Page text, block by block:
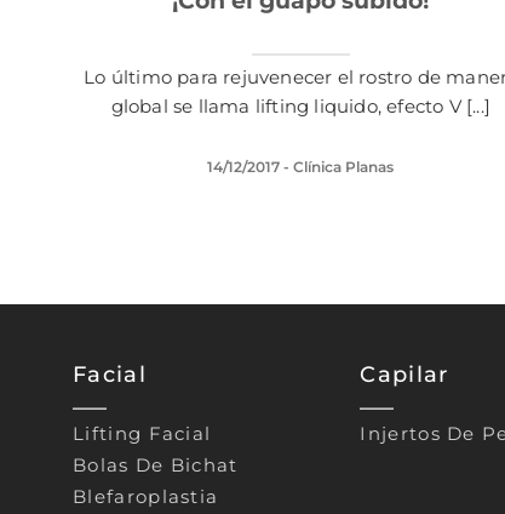
Lo último para rejuvenecer el rostro de
global se llama lifting liquido, efecto V [...]
14/12/2017 - Clínica Planas
Facial
Lifting Facial
Bolas De Bichat
Blefaroplastia
Capilar
Injertos De